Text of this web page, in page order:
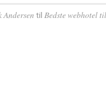
Andersen til Bedste webhotel